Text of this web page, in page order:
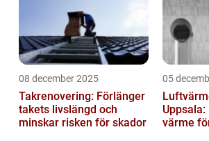
08 december 2025
Takrenovering: Förlänger
takets livslängd och
minskar risken för skador
05
värme